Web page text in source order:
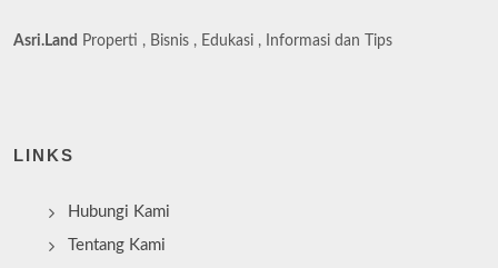
Asri.Land Properti , Bisnis , Edukasi , Informasi dan Tips
LINKS
Hubungi Kami
Tentang Kami